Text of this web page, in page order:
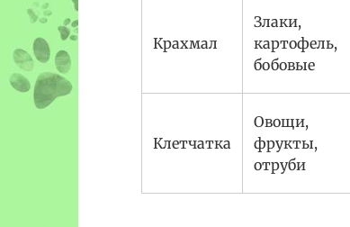
Крахмал
Злаки,
картофель,
бобовые
Клетчатка
Овощи,
фрукты,
отруби